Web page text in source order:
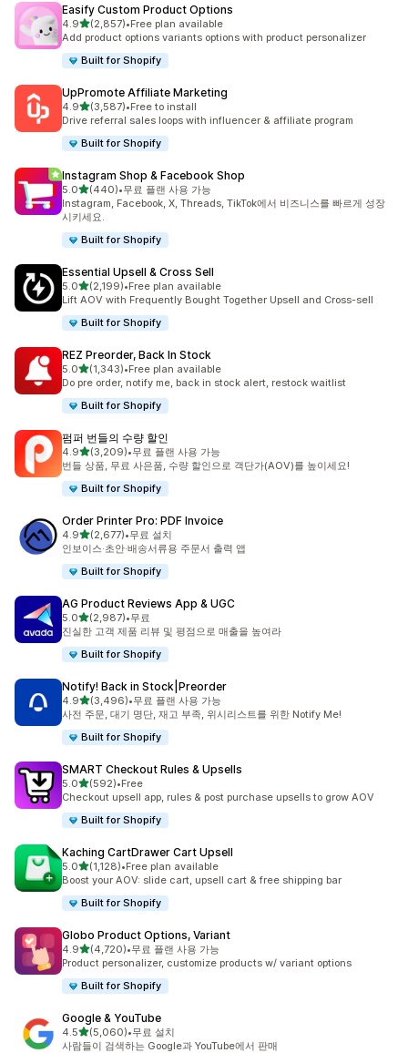
Easify Custom Product Options
4.9별 5개 중
(2,857)
총 리뷰 2857개
•Free plan available
Add product options variants options with product personalizer
Built for Shopify
UpPromote Affiliate Marketing
4.9별 5개 중
(3,587)
총 리뷰 3587개
•Free to install
Drive referral sales loops with influencer & affiliate program
Built for Shopify
Instagram Shop & Facebook Shop
5.0별 5개 중
(440)
총 리뷰 440개
•무료 플랜 사용 가능
Instagram, Facebook, X, Threads, TikTok에서 비즈니스를 빠르게 성장
시키세요.
Built for Shopify
Essential Upsell & Cross Sell
5.0별 5개 중
(2,199)
총 리뷰 2199개
•Free plan available
Lift AOV with Frequently Bought Together Upsell and Cross-sell
Built for Shopify
REZ Preorder, Back In Stock
5.0별 5개 중
(1,343)
총 리뷰 1343개
•Free plan available
Do pre order, notify me, back in stock alert, restock waitlist
Built for Shopify
펌퍼 번들의 수량 할인
4.9별 5개 중
(3,209)
총 리뷰 3209개
•무료 플랜 사용 가능
번들 상품, 무료 사은품, 수량 할인으로 객단가(AOV)를 높이세요!
Built for Shopify
Order Printer Pro: PDF Invoice
4.9별 5개 중
(2,677)
총 리뷰 2677개
•무료 설치
인보이스·초안·배송서류용 주문서 출력 앱
Built for Shopify
AG Product Reviews App & UGC
5.0별 5개 중
(2,987)
총 리뷰 2987개
•무료
진실한 고객 제품 리뷰 및 평점으로 매출을 높여라
Built for Shopify
Notify! Back in Stock|Preorder
4.9별 5개 중
(3,496)
총 리뷰 3496개
•무료 플랜 사용 가능
사전 주문, 대기 명단, 재고 부족, 위시리스트를 위한 Notify Me!
Built for Shopify
SMART Checkout Rules & Upsells
5.0별 5개 중
(592)
총 리뷰 592개
•Free
Checkout upsell app, rules & post purchase upsells to grow AOV
Built for Shopify
Kaching CartDrawer Cart Upsell
5.0별 5개 중
(1,128)
총 리뷰 1128개
•Free plan available
Boost your AOV: slide cart, upsell cart & free shipping bar
Built for Shopify
Globo Product Options, Variant
4.9별 5개 중
(4,720)
총 리뷰 4720개
•무료 플랜 사용 가능
Product personalizer, customize products w/ variant options
Built for Shopify
Google & YouTube
4.5별 5개 중
(5,060)
총 리뷰 5060개
•무료 설치
사람들이 검색하는 Google과 YouTube에서 판매